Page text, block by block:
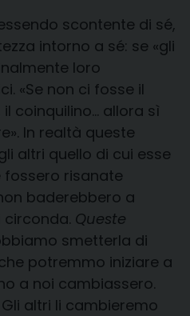
scontente di sé,
intorno a sé: se «gli
loro
«Se non ci fosse il
coinquilino… allora sì
In realtà queste
altri quello di cui esse
fossero risanate
baderebbero a
circonda. Queste
smetterla di
potremmo iniziare a
a noi cambiassero.
Gli altri li cambieremo